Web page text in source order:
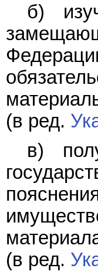
б)
(в ред.
в)
(в ред.